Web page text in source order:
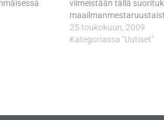
nopealla
ei
viimeistään tällä
onnellinen, todella
MM-pisteissä
25 toukokuun, 2009
Kategoriassa "Uutiset"